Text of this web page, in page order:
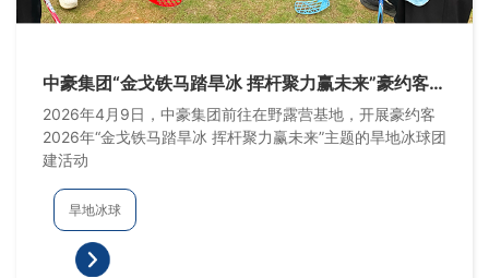
中豪集团“金戈铁马踏旱冰 挥杆聚力赢未来”豪约客
2026年旱地冰球主题团建活动
2026年4月9日，中豪集团前往在野露营基地，开展豪约客
2026年“金戈铁马踏旱冰 挥杆聚力赢未来”主题的旱地冰球团
建活动
旱地冰球